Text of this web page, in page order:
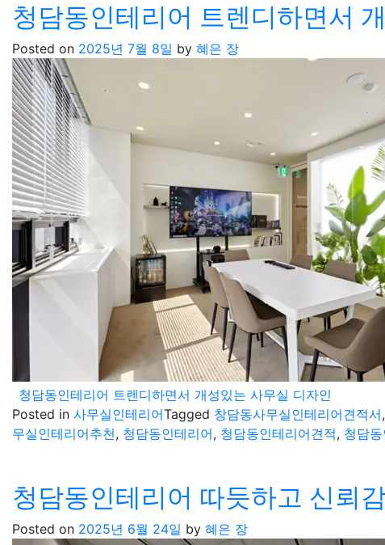
청담동인테리어 트렌디하면서
Posted on 2025년 7월 8일 by 혜은 장
청담동인테리어 트렌디하면서 개성있는 사무실 디자인
Posted in 사무실인테리어Tagged 창담동사무실인테리어견적서,
무실인테리어추천, 청담동인테리어, 청담동인테리어견적, 청담
청담동인테리어 따듯하고 신뢰
Posted on 2025년 6월 24일 by 혜은 장